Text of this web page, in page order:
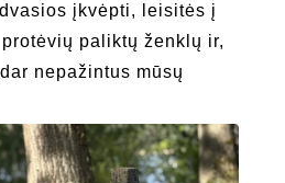
įkvėpti, leisitės į
paliktų ženklų ir,
nepažintus mūsų